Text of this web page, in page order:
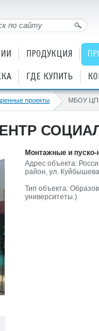
ПРОДУКЦИЯ
ГДЕ КУПИТЬ
проекты
Монтажные и
Адрес объекта:
район, ул.
Тип объекта:
университеты.)